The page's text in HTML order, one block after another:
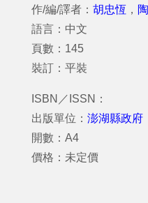
作/編/譯者： 胡忠恆 ，
語言：中文
頁數：145
裝訂：平裝
ISBN／ISSN：
出版單位： 澎湖縣政府
開數：A4
價格：未定價